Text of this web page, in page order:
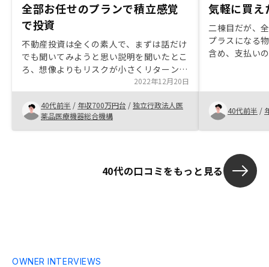
全部お任せのプランで積立感覚
で投資
不動産投資は全くの素人で、まずは話だけ
でも聞いてみようと思い説明を聞いたとこ
ろ、想像よりもリスクが小さくリターンが
大きいと感じ、あっという間に契約まで至
りました。複数の担当者がチームで対応し
てくださって、契約までもスムーズでした
し、細かいところまで気軽に質問できて教
えていただけたので、安心感がありまし
したが、家賃保証と管理すべてお任せのプ
ので。
2022年12月20日
40代前半 / 年収700万円台 /独立行政法人医
薬品医療機器総合機構
気軽に買え
二棟目だが、
プラスになる
含め、支払い
やすく、スピ
40代前半 /
40代の口コミをもっと見る
OWNER INTERVIEWS